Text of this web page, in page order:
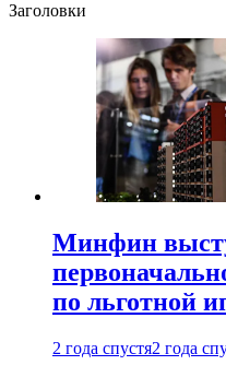
Заголовки
Минфин
по льготной
2 года спустя2 года